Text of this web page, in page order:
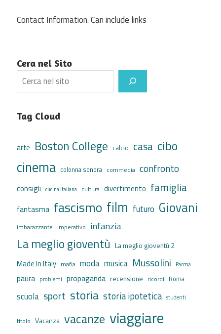
Contact Information. Can include links
Cera nel Sito
Search
Tag Cloud
arte Boston College calcio casa cibo
cinema colonna sonora commedia confronto
consigli cucina italiana cultura divertimento famiglia
fantasma fascismo film futuro Giovani
imbarazzante imperativo infanzia
La meglio gioventù La meglio gioventù 2
Made In Italy mafia moda musica Mussolini Parma
paura problemi propaganda recensione ricordi Roma
scuola sport storia storia ipotetica studenti
titolo Vacanza vacanze viaggiare